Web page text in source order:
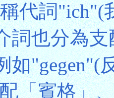
代詞"ich"(
詞也分為
如"gegen"(
「賓格」